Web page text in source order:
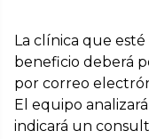
La clínica que
beneficio deberá
por correo
El equipo
indicará un